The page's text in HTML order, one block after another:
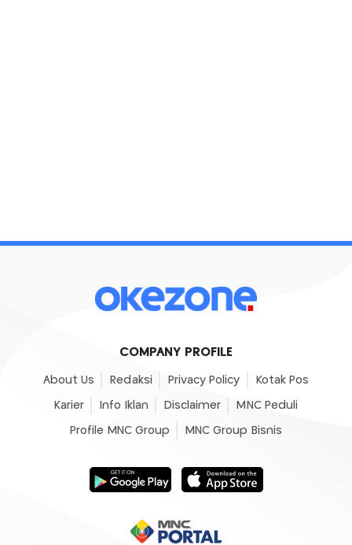
COMPANY PROFILE
About Us Redaksi Privacy Policy Kotak Pos
Karier Info Iklan Disclaimer MNC Peduli
Profile MNC Group MNC Group Bisnis